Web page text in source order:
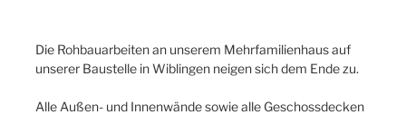
Die Rohbauarbeiten an unserem Mehrfamilienhaus auf
unserer Baustelle in Wiblingen neigen sich dem Ende zu.
Alle Außen- und Innenwände sowie alle Geschossdecken